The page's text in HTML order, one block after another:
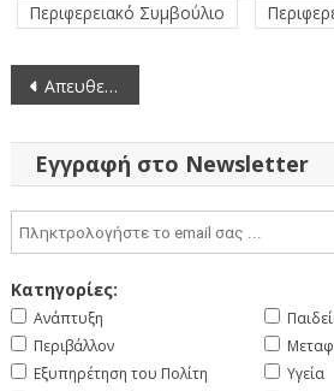
Περιφερειακό Συμβούλιο
Πλοήγηση
άρθρων
Απευθείας μετάδοση της συνεδρίασης του Περιφερειακού Συμβουλίου Δυτικής Μακεδονίας (2-1-2024)
Εγγραφή στο Newsletter
Κατηγορίες:
Ανάπτυξη
Περιβάλλον
Εξυπηρέτηση του Πολίτη
Υγεία